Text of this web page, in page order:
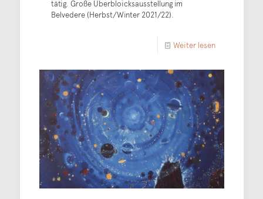
tätig. Große Überbloicksausstellung im
Belvedere (Herbst/Winter 2021/22).
Weiter lesen